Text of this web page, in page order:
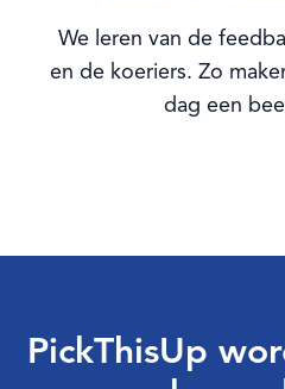
We leren van de
en de koeriers. Zo
dag een
PickThisUp